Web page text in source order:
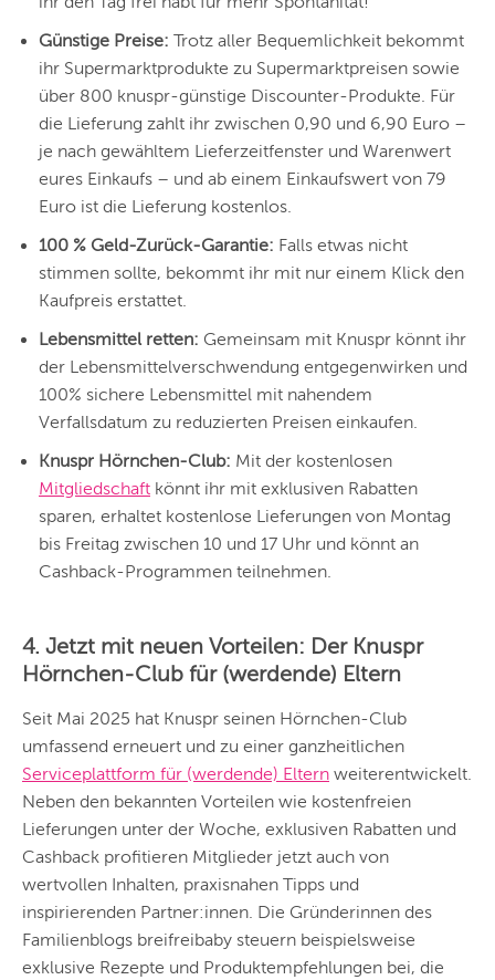
Günstige Preise: Trotz aller Bequemlichkeit bekommt
ihr Supermarktprodukte zu Supermarktpreisen sowie
über 800 knuspr-günstige Discounter-Produkte. Für
die Lieferung zahlt ihr zwischen 0,90 und 6,90 Euro –
je nach gewähltem Lieferzeitfenster und Warenwert
eures Einkaufs – und ab einem Einkaufswert von 79
Euro ist die Lieferung kostenlos.
100 % Geld-Zurück-Garantie: Falls etwas nicht
stimmen sollte, bekommt ihr mit nur einem Klick den
Kaufpreis erstattet.
Lebensmittel retten: Gemeinsam mit Knuspr könnt ihr
der Lebensmittelverschwendung entgegenwirken und
100% sichere Lebensmittel mit nahendem
Verfallsdatum zu reduzierten Preisen einkaufen.
Knuspr Hörnchen-Club: Mit der kostenlosen
Mitgliedschaft könnt ihr mit exklusiven Rabatten
sparen, erhaltet kostenlose Lieferungen von Montag
bis Freitag zwischen 10 und 17 Uhr und könnt an
Cashback-Programmen teilnehmen.
4. Jetzt mit neuen Vorteilen: Der Knuspr
Hörnchen-Club für (werdende) Eltern
Seit Mai 2025 hat Knuspr seinen Hörnchen-Club
umfassend erneuert und zu einer ganzheitlichen
Serviceplattform für (werdende) Eltern weiterentwickelt.
Neben den bekannten Vorteilen wie kostenfreien
Lieferungen unter der Woche, exklusiven Rabatten und
Cashback profitieren Mitglieder jetzt auch von
wertvollen Inhalten, praxisnahen Tipps und
inspirierenden Partner:innen. Die Gründerinnen des
Familienblogs breifreibaby steuern beispielsweise
exklusive Rezepte und Produktempfehlungen bei, die